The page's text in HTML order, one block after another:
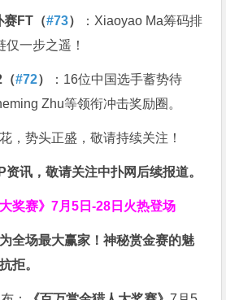
赛FT （#73）
：Xiaoyao Ma筹码排
一步之遥！
（#72）
：16位中国选手蓄势待
Zhu等领衔冲击奖励圈。
，势头正盛，敬请持续关注！
资讯，敬请关注中扑网后续报道。
奖赛》7月5日-28日火热登场
全场最大赢家！神秘赏金赛的魅
拒。